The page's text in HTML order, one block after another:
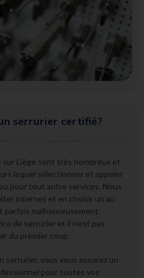
serrurier certifié?
sur Liège sont très nombreux et
lequel sélectionner et appeler
pour tout autre services. Nous
internet et en choisir un au
parfois malheureusement
de serrurier et il n’est pas
du premier coup.
serrurier, vous vous assurez un
pour toutes vos